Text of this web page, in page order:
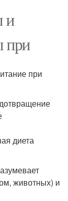
и
при
при
диета
животных) и